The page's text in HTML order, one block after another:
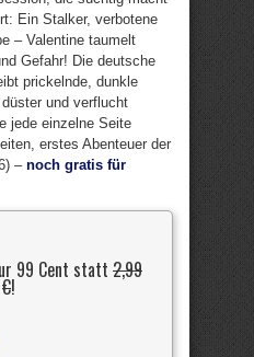
Ein Stalker, verbotene
– Valentine taumelt
Gefahr! Die deutsche
prickelnde, dunkle
und verflucht
jede einzelne Seite
erstes Abenteuer der
– noch gratis für
99 Cent statt 2,99
€!